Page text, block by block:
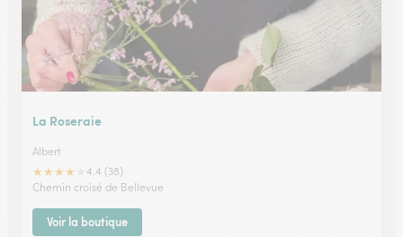
La Roseraie
Albert
★★★★
4.4 (38)
Chemin croisé de Bellevue
Voir la boutique